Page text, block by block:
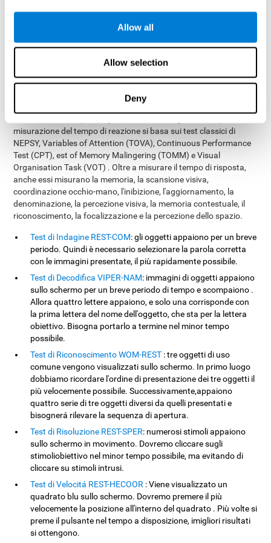
Allow all
Allow selection
Deny
elaborazione o di movimento, con difficoltà scolastiche coinvolte)
nei campi medici (per rilevare problemi minori nei pazienti nei
campi percettivi, di elaborazione o motori) o campi professionali
(che permette di sapere qualilavoratori sono meglio preparati per
determinate attività di agire rapidamente in determinate
circostanze) .
È' possibile valutare efficacemente e affidabilmente diverse
funzioni cognitive, come il tempo di reazione, attraverso un
misurazione del tempo di reazione si basa sui test classici di
NEPSY, Variables of Attention (TOVA), Continuous Performance
Test (CPT), est of Memory Malingering (TOMM) e Visual
Organisation Task (VOT) . Oltre a misurare il tempo di risposta,
anche essi misurano la memoria, la scansione visiva,
coordinazione occhio-mano, l'inibizione, l'aggiornamento, la
denominazione, la percezione visiva, la memoria contestuale, il
riconoscimento, la focalizzazione e la percezione dello spazio.
Test di Indagine REST-COM: gli oggetti appaiono per un breve
periodo. Quindi è necessario selezionare la parola corretta
con le immagini presentate, il più rapidamente possibile.
Test di Decodifica VIPER-NAM: immagini di oggetti appaiono
sullo schermo per un breve periodo di tempo e scompaiono .
Allora quattro lettere appaiono, e solo una corrisponde con
la prima lettera del nome dell'oggetto, che sta per la lettera
obiettivo. Bisogna portarlo a termine nel minor tempo
possibile.
Test di Riconoscimento WOM-REST : tre oggetti di uso
comune vengono visualizzati sullo schermo. In primo luogo
dobbiamo ricordare l'ordine di presentazione dei tre oggetti il ​​
più velocemente possibile. Successivamente,appaiono
quattro serie di tre oggetti diversi da quelli presentati e
bisognerá rilevare la sequenza di apertura.
Test di Risoluzione REST-SPER: numerosi stimoli appaiono
sullo schermo in movimento. Dovremo cliccare sugli
stimoliobiettivo nel minor tempo possibile, ma evitando di
cliccare su stimoli intrusi.
Test di Velocitá REST-HECOOR : Viene visualizzato un
quadrato blu sullo schermo. Dovremo premere il più
velocemente la posizione all'interno del quadrato . Più volte si
preme il pulsante nel tempo a disposizione, imigliori risultati
si ottengono.